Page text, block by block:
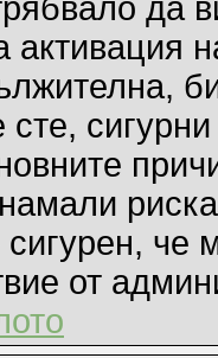
да
сте,
че
от